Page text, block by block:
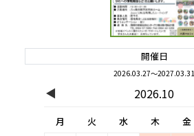
開催日
2026.03.27～2027.03.31
◀ 2026.10
月 火 水 木 金